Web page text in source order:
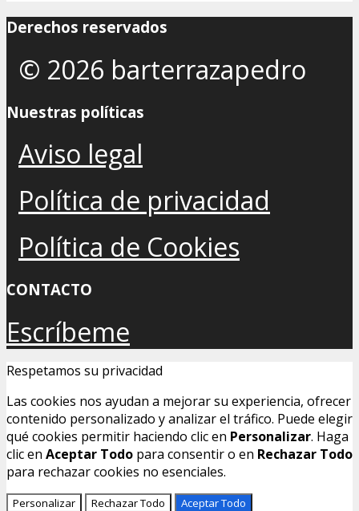
Derechos reservados
© 2026 barterrazapedro
Nuestras políticas
Aviso legal
Política de privacidad
Política de Cookies
CONTACTO
Escríbeme
Respetamos su privacidad
Las cookies nos ayudan a mejorar su experiencia, ofrecer
contenido personalizado y analizar el tráfico. Puede elegir
qué cookies permitir haciendo clic en Personalizar. Haga
clic en Aceptar Todo para consentir o en Rechazar Todo
para rechazar cookies no esenciales.
Personalizar Rechazar Todo Aceptar Todo